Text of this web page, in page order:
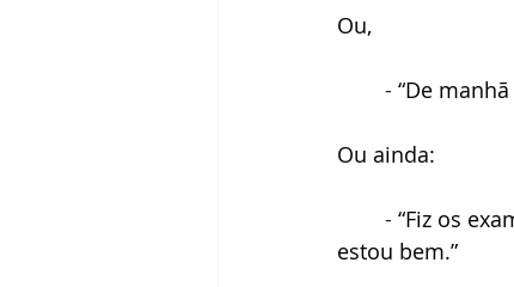
Ou,
	-
“De
Ou ainda:
	-
“Fiz os
estou bem.”